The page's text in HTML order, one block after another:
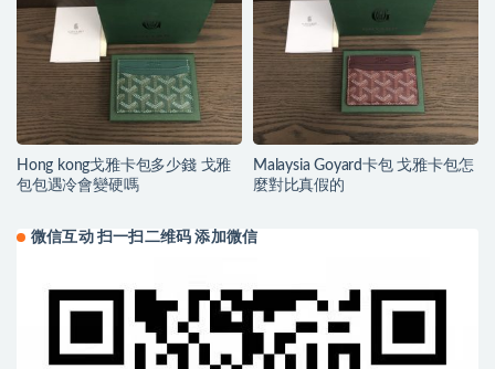
Hong kong戈雅卡包多少錢 戈雅
包包遇冷會變硬嗎
Malaysia Goyard卡包 戈雅卡包怎
麼對比真假的
微信互动 扫一扫二维码 添加微信